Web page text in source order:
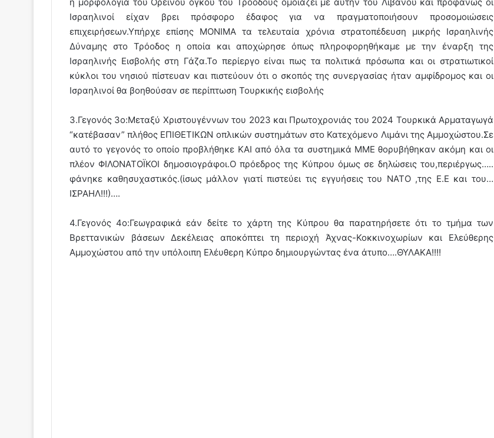
Ισραηλινοί είχαν βρει πρόσφορο έδαφος για να πραγματοποιήσουν προσομοιώσεις
επιχειρήσεων.Υπήρχε επίσης ΜΟΝΙΜΑ τα τελευταία χρόνια στρατοπέδευση μικρής Ισραηλινής
Δύναμης στο Τρόοδος η οποία και αποχώρησε όπως πληροφορηθήκαμε με την έναρξη της
Ισραηλινής Εισβολής στη Γάζα.Το περίεργο είναι πως τα πολιτικά πρόσωπα και οι στρατιωτικοί
κύκλοι του νησιού πίστευαν και πιστεύουν ότι ο σκοπός της συνεργασίας ήταν αμφίδρομος και οι
Ισραηλινοί θα βοηθούσαν σε περίπτωση Τουρκικής εισβολής
3.Γεγονός 3ο:Mεταξύ Χριστουγέννων του 2023 και Πρωτοχρονιάς του 2024 Τουρκικά Αρματαγωγά
“κατέβασαν” πλήθος ΕΠΙΘΕΤΙΚΩΝ οπλικών συστημάτων στο Κατεχόμενο Λιμάνι της Αμμοχώστου.Σε
αυτό το γεγονός το οποίο προβλήθηκε ΚΑΙ από όλα τα συστημικά ΜΜΕ θορυβήθηκαν ακόμη και οι
πλέον ΦΙΛΟΝΑΤΟΪΚΟΙ δημοσιογράφοι.Ο πρόεδρος της Κύπρου όμως σε δηλώσεις του,περιέργως…..
φάνηκε καθησυχαστικός.(ίσως μάλλον γιατί πιστεύει τις εγγυήσεις του ΝΑΤΟ ,της Ε.Ε και του…
ΙΣΡΑΗΛ!!!)….
4.Γεγονός 4ο:Γεωγραφικά εάν δείτε το χάρτη της Κύπρου θα παρατηρήσετε ότι το τμήμα των
Βρεττανικών βάσεων Δεκέλειας αποκόπτει τη περιοχή Άχνας-Κοκκινοχωρίων και Ελεύθερης
Αμμοχώστου από την υπόλοιπη Ελέυθερη Κύπρο δημιουργώντας ένα άτυπο….ΘΥΛΑΚΑ!!!!